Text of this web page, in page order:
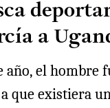
a
año, el hombre
que existiera